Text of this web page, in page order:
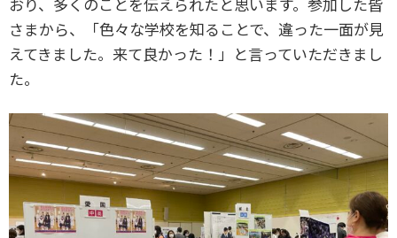
さまから、「色々な学校を知ることで、違った一面が見
えてきました。来て良かった！」と言っていただきまし
た。